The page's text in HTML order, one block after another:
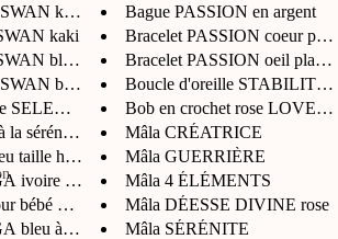
kaki
kaki
bleu mari...
bleu ma...
SELENE en ...
sérénité...
taille haute ...
ivoire sans ma...
bébé AMBR...
bleu à demi-zi...
Bague PASSION en argent
Bracelet PASSION coeur
Bracelet PASSION oeil plaqué
Boucle d'oreille STABILITE
Bob en crochet rose LOVELY
Mâla CRÉATRICE
Mâla GUERRIÈRE
Mâla 4 ÉLÉMENTS
Mâla DÉESSE DIVINE rose
Mâla SÉRÉNITE